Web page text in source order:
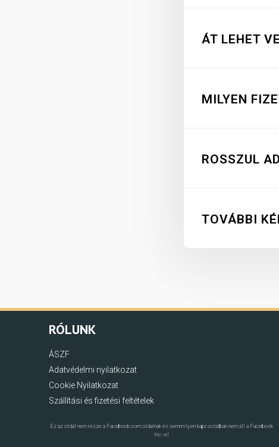
ÁT LEHET
MILYEN
ROSSZUL
TOVÁBBI
RÓLUNK
ÁSZF
Adatvédelmi nyilatkozat
Cookie Nyilatkozat
Szállítási és fizetési feltételek
Ez az oldal nem része a Facebook.com oldalnak és semmilyen kapcsolatban nem áll a Facebook
Inc.-el